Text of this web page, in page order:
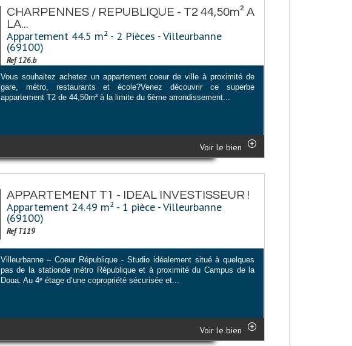
CHARPENNES / REPUBLIQUE - T2 44,50m² A
LA...
Appartement 44.5 m² - 2 Pièces - Villeurbanne
(69100)
Ref 126.b
Vous souhaitez achetez un appartement coeur de ville à proximité de
gare, métro, restaurants et école?Venez découvrir ce superbe
appartement T2 de 44,50m² à la limite du 6ème arrondissement...
Voir le bien
APPARTEMENT T1 - IDEAL INVESTISSEUR !
Appartement 24.49 m² - 1 pièce - Villeurbanne
(69100)
Ref T119
Villeurbanne – Coeur République - Studio idéalement situé à quelques
pas de la stationde métro République et à proximité du Campus de la
Doua. Au 4ᵉ étage d’une copropriété sécurisée et...
Voir le bien